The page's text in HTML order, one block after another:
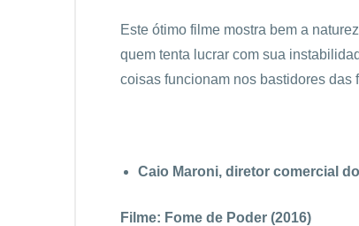
Este ótimo filme mostra bem a
quem tenta lucrar com sua
coisas funcionam nos bastidores das
Caio Maroni, diretor comercial
Filme: Fome de Poder (2016)